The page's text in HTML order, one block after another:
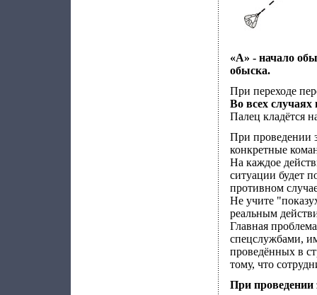
«А» - начало
обыска.
При переходе
Во всех
Палец кладётся
При проведении
конкретные
На каждое
ситуации будет
противном
Не учите
реальным
Главная
спецслужбами,
проведённых в
тому, что
При проведении